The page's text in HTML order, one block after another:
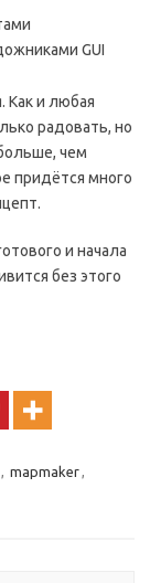
GUI
Как и любая
радовать, но
чем
придётся много
и начала
без этого
, mapmaker,